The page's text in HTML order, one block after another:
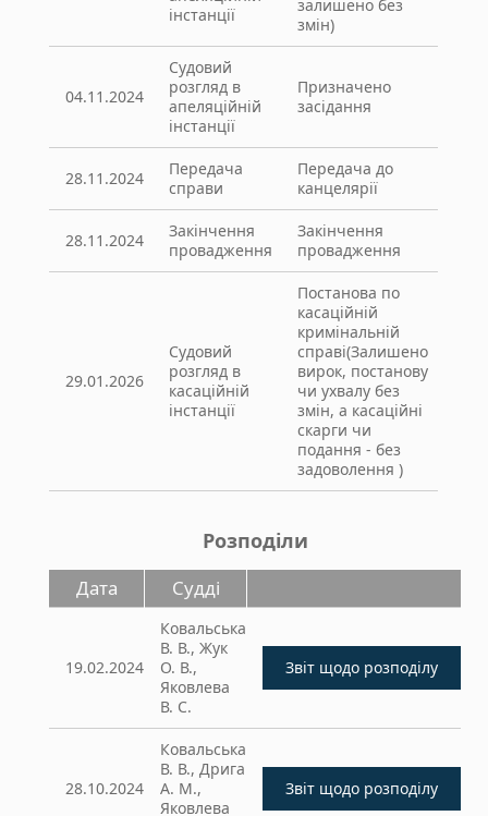
інстанції
залишено без
змін)
04.11.2024
Судовий
розгляд в
апеляційній
інстанції
Призначено
засідання
28.11.2024
Передача
справи
Передача до
канцелярії
28.11.2024
Закінчення
провадження
Закінчення
провадження
29.01.2026
Судовий
розгляд в
касаційній
інстанції
Постанова по
касаційній
кримінальній
справі(Залишено
вирок, постанову
чи ухвалу без
змін, а касаційні
скарги чи
подання - без
задоволення )
Розподіли
Дата Судді
19.02.2024
Ковальська
В. В., Жук
О. В.,
Яковлева
В. С.
28.10.2024
Ковальська
В. В., Дрига
А. М.,
Яковлева